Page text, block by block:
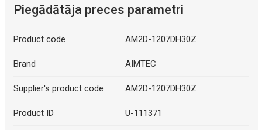
Piegādātāja preces parametri
Product code AM2D-1207DH30Z
Brand AIMTEC
Supplier's product code AM2D-1207DH30Z
Product ID U-111371